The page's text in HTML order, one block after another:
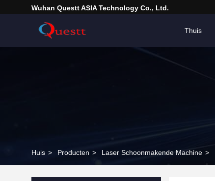
Wuhan Questt ASIA Technology Co., Ltd.
Thuis
Huis > Producten > Laser Schoonmakende Machine >